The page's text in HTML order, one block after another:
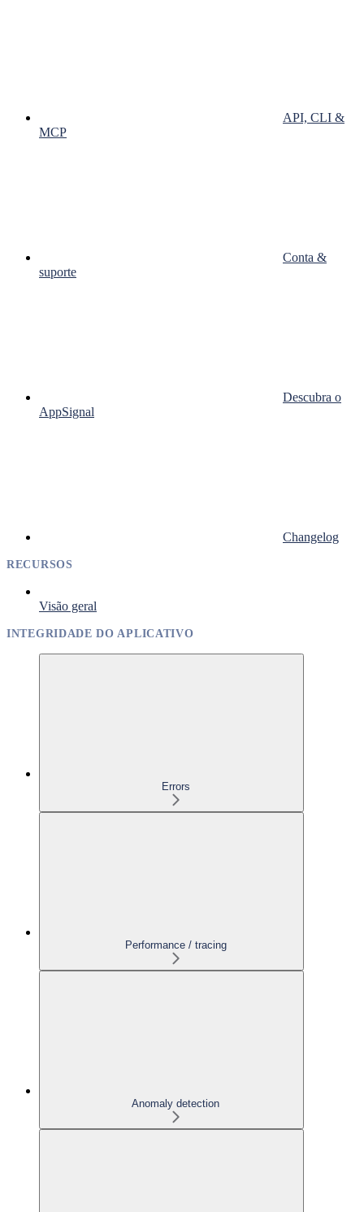
API, CLI &
MCP
Conta &
suporte
Descubra o
AppSignal
Changelog
RECURSOS
Visão geral
INTEGRIDADE DO APLICATIVO
Errors
Performance / tracing
Anomaly detection